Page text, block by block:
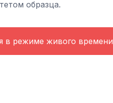
образца.
в режиме живого времени